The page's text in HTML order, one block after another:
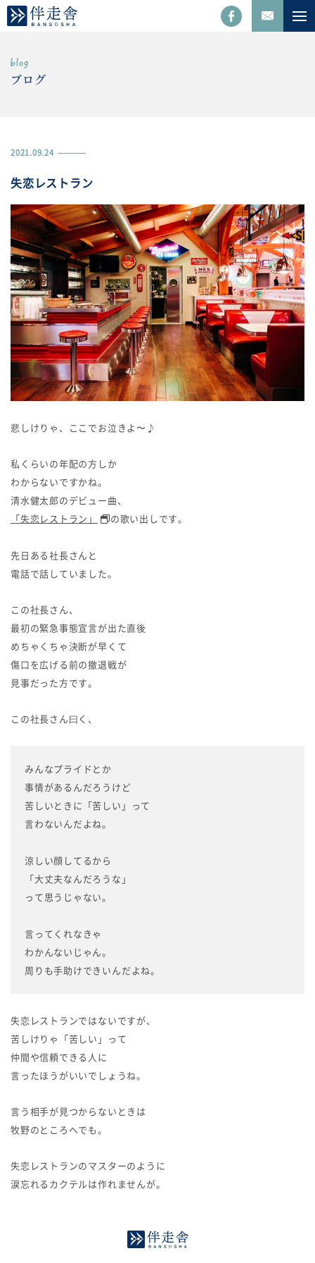
ブログ
2021.09.24
失恋レストラン
悲しけりゃ、ここでお泣きよ〜♪
私くらいの年配の方しか
わからないですかね。
清水健太郎のデビュー曲、
「失恋レストラン」
の歌い出しです。
先日ある社長さんと
電話で話していました。
この社長さん、
最初の緊急事態宣言が出た直後
めちゃくちゃ決断が早くて
傷口を広げる前の撤退戦が
見事だった方です。
この社長さん曰く、
みんなプライドとか
事情があるんだろうけど
苦しいときに「苦しい」って
言わないんだよね。
涼しい顔してるから
「大丈夫なんだろうな」
って思うじゃない。
言ってくれなきゃ
わかんないじゃん。
周りも手助けできいんだよね。
失恋レストランではないですが、
苦しけりゃ「苦しい」って
仲間や信頼できる人に
言ったほうがいいでしょうね。
言う相手が見つからないときは
牧野のところへでも。
失恋レストランのマスターのように
涙忘れるカクテルは作れませんが。